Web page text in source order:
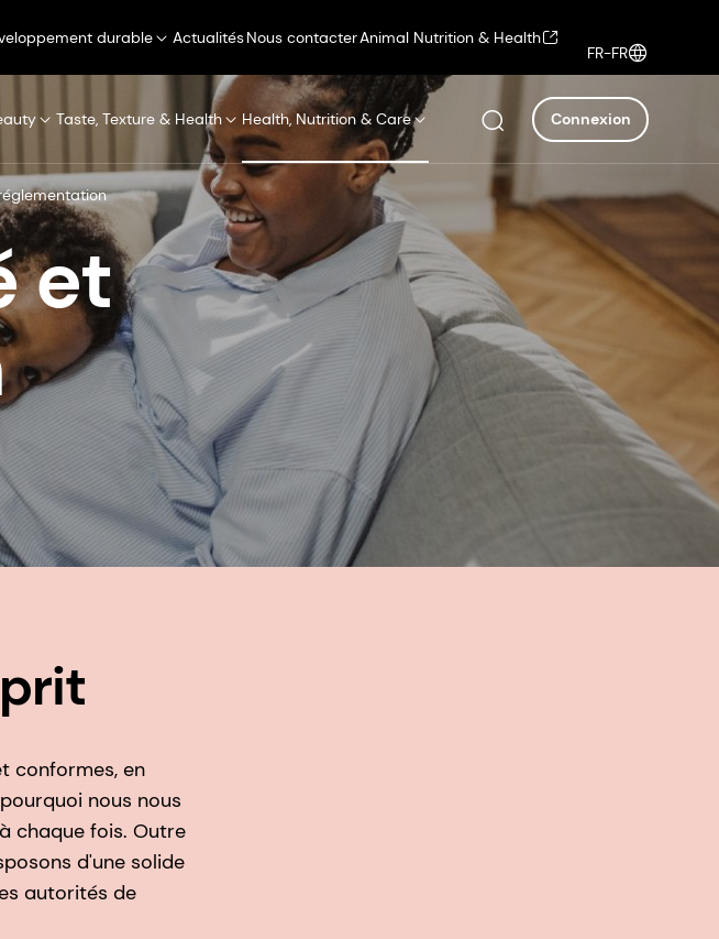
durable ActualitésNous contacterAnimal Nutrition & Health
FR-FR
Taste, Texture & Health Health, Nutrition & Care Connexion
et
conformes, en
nous nous
chaque fois. Outre
d'une solide
autorités de